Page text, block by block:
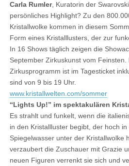
Carla Rumler, Kuratorin der
persönliches Highlight? Zu den
Kristallwolke kommen in diesem
Form eines Kristalllusters, der zur
In 16 Shows täglich zeigen die
September Zirkuskunst vom Feinsten.
Zirkusprogramm ist im Tagesticket
sind von 9 bis 19 Uhr.
www.kristallwelten.com/sommer
“Lights Up!” im spektakulären
Es strahlt und funkelt, wenn die
in den Kristallluster begibt, der hoch
Spiegelwasser unter der Kristallwolke
verzaubert die Zuschauer mit Grazie
neuen Figuren verrenkt sie sich und